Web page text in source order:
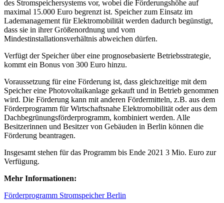
des Stromspeichersystems vor, wobei die Förderungshöhe auf
maximal 15.000 Euro begrenzt ist. Speicher zum Einsatz im
Lademanagement für Elektromobilität werden dadurch begünstigt,
dass sie in ihrer Größenordnung und vom
Mindestinstallationsverhältnis abweichen dürfen.
Verfügt der Speicher über eine prognosebasierte Betriebsstrategie,
kommt ein Bonus von 300 Euro hinzu.
Voraussetzung für eine Förderung ist, dass gleichzeitige mit dem
Speicher eine Photovoltaikanlage gekauft und in Betrieb genommen
wird. Die Förderung kann mit anderen Fördermitteln, z.B. aus dem
Förderprogramm für Wirtschaftsnahe Elektromobilität oder aus dem
Dachbegrünungsförderprogramm, kombiniert werden. Alle
Besitzerinnen und Besitzer von Gebäuden in Berlin können die
Förderung beantragen.
Insgesamt stehen für das Programm bis Ende 2021 3 Mio. Euro zur
Verfügung.
Mehr Informationen:
Förderprogramm Stromspeicher Berlin